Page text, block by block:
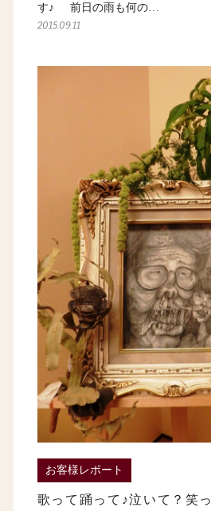
す♪ 前日の雨も何の…
2015.09.11
お客様レポート
歌って踊って♪泣いて？笑